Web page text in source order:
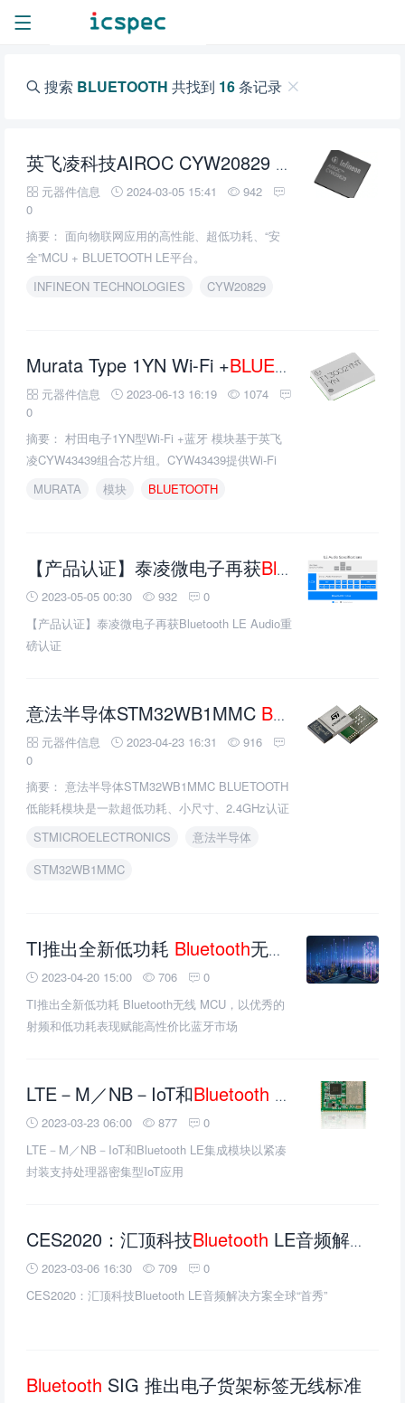
搜索 BLUETOOTH 共找到 16条记录
英飞凌科技AIROC CYW20829
BLUETOOTH
元器件信息 2024-03-05 15:41
942
0
摘要： 面向物联网应用的高性能、超低功耗、“安
全”MCU + BLUETOOTH LE平台。
INFINEON TECHNOLOGIES
CYW20829
Murata Type 1YN Wi-Fi +BLUETOOTH 模块的
元器件信息 2023-06-13 16:19
1074
0
摘要： 村田电子1YN型Wi-Fi +蓝牙 模块基于英飞
凌CYW43439组合芯片组。CYW43439提供Wi-Fi
802.11b/g/n +蓝牙5.2 BR/EDR/LE，在Wi-Fi下PHY
MURATA 模块 BLUETOOTH
【产品认证】泰凌微电子再获Bluetooth LE
2023-05-05 00:30 932
0
【产品认证】泰凌微电子再获Bluetooth LE Audio重
磅认证
意法半导体STM32WB1MMC BLUETOOTH 低
元器件信息 2023-04-23 16:31
916
0
摘要： 意法半导体STM32WB1MMC BLUETOOTH
低能耗模块是一款超低功耗、小尺寸、2.4GHz认证
无线模块。
STMICROELECTRONICS
意法半导体
STM32WB1MMC
TI推出全新低功耗 Bluetooth无线 MCU，以优秀的射频和低功耗表现赋能高性价比蓝牙市场
2023-04-20 15:00 706
0
TI推出全新低功耗 Bluetooth无线 MCU，以优秀的
射频和低功耗表现赋能高性价比蓝牙市场
LTE－M／NB－IoT和Bluetooth
2023-03-23 06:00 877
0
LTE－M／NB－IoT和Bluetooth LE集成模块以紧凑
封装支持处理器密集型IoT应用
CES2020：汇顶科技Bluetooth LE音频解决方案全球“首秀”
2023-03-06 16:30 709
0
CES2020：汇顶科技Bluetooth LE音频解决方案全球“首秀”
Bluetooth SIG 推出电子货架标签无线标准